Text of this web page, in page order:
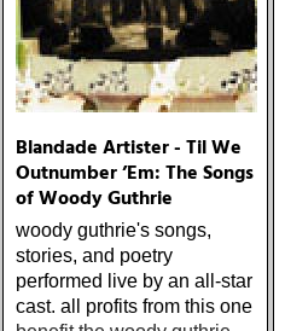
Blandade Artister - Til We
Outnumber ’Em: The Songs
of Woody Guthrie
woody guthrie's songs,
stories, and poetry
performed live by an all-star
cast. all profits from this one